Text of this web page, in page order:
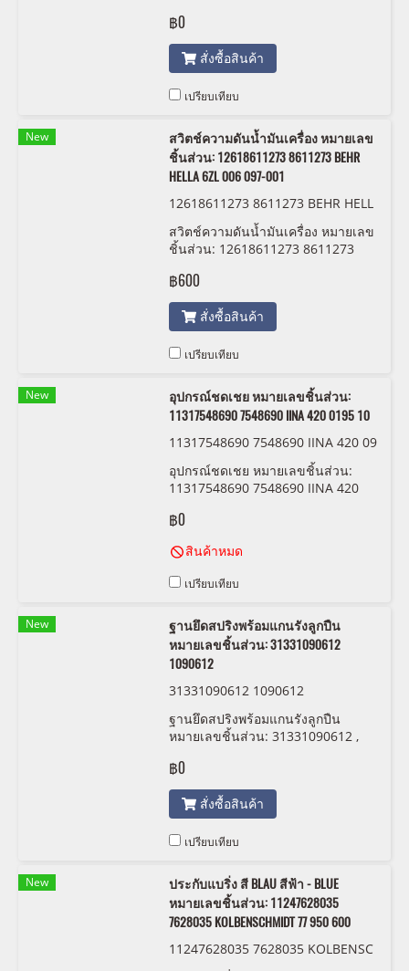
฿0
สั่งซื้อสินค้า
เปรียบเทียบ
New
สวิตช์ความดันน้ำมันเครื่อง หมายเลข
ชิ้นส่วน: 12618611273 8611273 BEHR
HELLA 6ZL 006 097-001
12618611273 8611273 BEHR HELL
A 6ZL 006 097-001
สวิตช์ความดันน้ำมันเครื่อง หมายเลข
ชิ้นส่วน: 12618611273 8611273
฿600
สั่งซื้อสินค้า
เปรียบเทียบ
New
อุปกรณ์ชดเชย หมายเลขชิ้นส่วน:
11317548690 7548690 IINA 420 0195 10
11317548690 7548690 IINA 420 09
อุปกรณ์ชดเชย หมายเลขชิ้นส่วน:
11317548690 7548690 IINA 420
฿0
สินค้าหมด
เปรียบเทียบ
New
ฐานยึดสปริงพร้อมแกนรังลูกปืน
หมายเลขชิ้นส่วน: 31331090612
1090612
31331090612 1090612
ฐานยึดสปริงพร้อมแกนรังลูกปืน
หมายเลขชิ้นส่วน: 31331090612 ,
฿0
สั่งซื้อสินค้า
เปรียบเทียบ
New
ประกับแบริ่ง สี BLAU สีฟ้า - BLUE
หมายเลขชิ้นส่วน: 11247628035
7628035 KOLBENSCHMIDT 77 950 600
11247628035 7628035 KOLBENSC
HMIDT 77 950 600